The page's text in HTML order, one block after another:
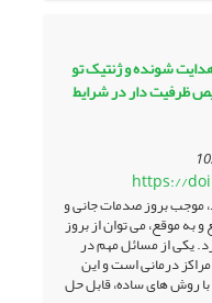
شونده و ژنتیک تو
ظرفیت دار در شرایط
https://
موجب بروز صدمات جانی و
به موقع، می­ توان از بروز
یکی از مسائل مهم در
درمانی است و این
با روش ­های ساده، قابل حل